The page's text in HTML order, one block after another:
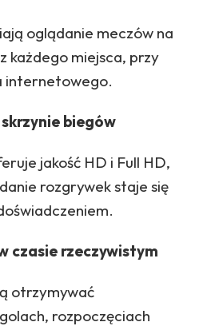
oglądanie meczów na
każdego miejsca, przy
internetowego.
biegów
jakość HD i Full HD,
rozgrywek staje się
czasie rzeczywistym
otrzymywać
rozpoczęciach